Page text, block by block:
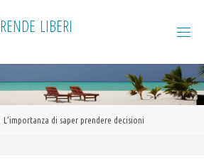
RENDE LIBERI
L’importanza di saper prendere decisioni